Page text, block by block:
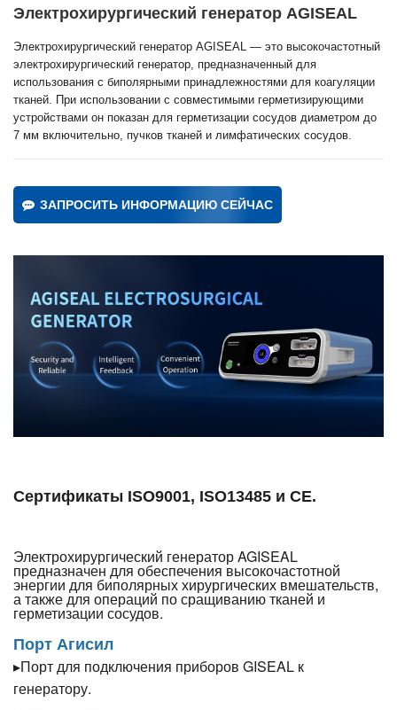
Электрохирургический генератор AGISEAL
Электрохирургический генератор AGISEAL — это высокочастотный
электрохирургический генератор, предназначенный для
использования с биполярными принадлежностями для коагуляции
тканей. При использовании с совместимыми герметизирующими
устройствами он показан для герметизации сосудов диаметром до
7 мм включительно, пучков тканей и лимфатических сосудов.
ЗАПРОСИТЬ ИНФОРМАЦИЮ СЕЙЧАС
Сертификаты ISO9001, ISO13485 и CE.
Электрохирургический генератор AGISEAL
предназначен для обеспечения высокочастотной
энергии для биполярных хирургических вмешательств,
а также для операций по сращиванию тканей и
герметизации сосудов.
Порт Агисил
▸Порт для подключения приборов GISEAL к
генератору.